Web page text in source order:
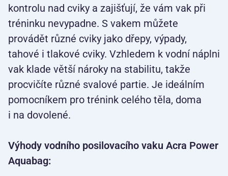
kontrolu nad cviky a zajišťují, že vám vak při
tréninku nevypadne. S vakem můžete
provádět různé cviky jako dřepy, výpady,
tahové i tlakové cviky. Vzhledem k vodní náplni
vak klade větší nároky na stabilitu, takže
procvičíte různé svalové partie. Je ideálním
pomocníkem pro trénink celého těla, doma
i na dovolené.
Výhody vodního posilovacího vaku Acra Power
Aquabag: